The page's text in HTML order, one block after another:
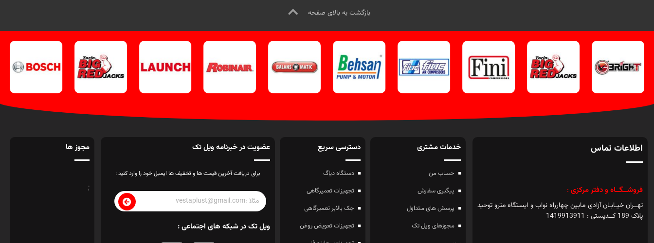
بازگشت به بالای صفحه
اطلاعات تماس
فروشــگــاه و دفتر مرکزی :
تهــران خیـابـان آزادی مابین چهارراه نواب و ایستگاه مترو توحید
پلاک 189 کــدپستی : 1419913911
خدمات مشتری
حساب من
پیگیری سفارش
پرسش های متداول
مجوزهای ویل تک
دسترسی سریع
دستگاه دیاگ
تجهیزات تعمیرگاهی
جک بالابر تعمیرگاهی
تجهیزات تعویض روغن
عضویت در خبرنامه ویل تک
برای دریافت آخرین قیمت ها و تخفیف ها ایمیل خود را وارد کنید :
ویل تک در شبکه های اجتماعی :
مجوز ها
;